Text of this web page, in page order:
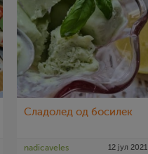
Сладолед од босилек
nadicaveles 12 јул 2021